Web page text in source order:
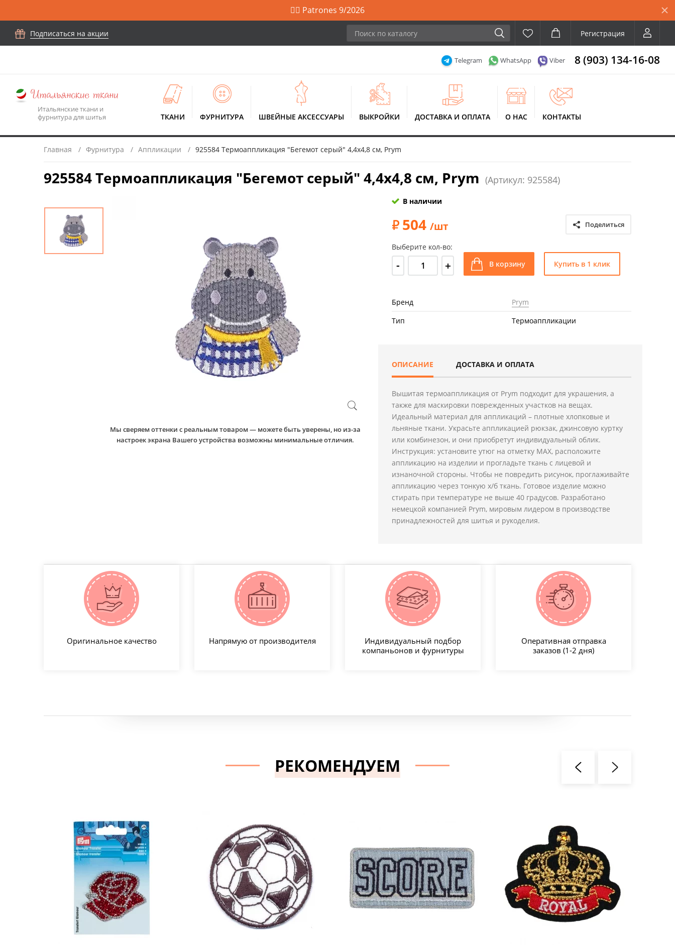
🙋‍♀️ Patrones 9/2026
Подписаться на акции Регистрация
Telegram WhatsApp Viber 8 (903) 134-16-08
Итальянские ткани и
фурнитура для шитья
ТКАНИ ФУРНИТУРА ШВЕЙНЫЕ АКСЕССУАРЫ ВЫКРОЙКИ ДОСТАВКА И ОПЛАТА О НАС КОНТАКТЫ
Главная Фурнитура Аппликации 925584 Термоаппликация "Бегемот серый" 4,4х4,8 см, Prym
925584 Термоаппликация "Бегемот серый" 4,4х4,8 см, Prym (Артикул: 925584)
Мы сверяем оттенки с реальным товаром — можете быть уверены, но из-за
настроек экрана Вашего устройства возможны минимальные отличия.
В наличии
504 /шт Поделиться
Выберите кол-во:
- + В корзину Купить в 1 клик
Бренд
Prym
Тип
Термоаппликации
ОПИСАНИЕ ДОСТАВКА И ОПЛАТА
Вышитая термоаппликация от Prym подходит для украшения, а
также для маскировки поврежденных участков на вещах.
Идеальный материал для аппликаций – плотные хлопковые и
льняные ткани. Украсьте аппликацией рюкзак, джинсовую куртку
или комбинезон, и они приобретут индивидуальный облик.
Инструкция: установите утюг на отметку MAX, расположите
аппликацию на изделии и прогладьте ткань с лицевой и
изнаночной стороны. Чтобы не повредить рисунок, проглаживайте
аппликацию через тонкую х/б ткань. Готовое изделие можно
стирать при температуре не выше 40 градусов. Разработано
немецкой компанией Prym, мировым лидером в производстве
принадлежностей для шитья и рукоделия.
Оригинальное качество Напрямую от производителя
Индивидуальный подбор
компаньонов и фурнитуры
Оперативная отправка
заказов (1-2 дня)
РЕКОМЕНДУЕМ